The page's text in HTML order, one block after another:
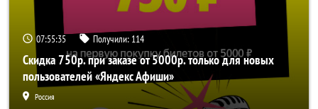
07:55:35 Получили: 114
Скидка 750р. при заказе от 5000р. только для новых
пользователей «Яндекс Афиши»
Россия